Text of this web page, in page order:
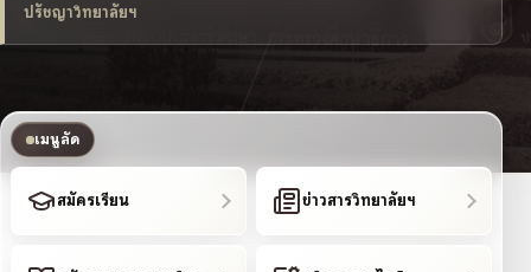
ปรัชญาวิทยาลัยฯ
เมนูลัด
สมัครเรียน ข่าวสารวิทยาลัยฯ